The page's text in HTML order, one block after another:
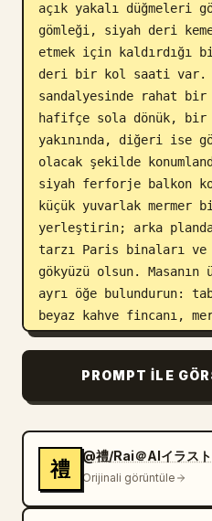
açık yakalı düğmeleri
gömleği, siyah deri
etmek için kaldırdığı
deri bir kol saati var.
sandalyesinde rahat bir
hafifçe sola dönük, bir
yakınında, diğeri ise
olacak şekilde
siyah ferforje balkon
küçük yuvarlak mermer
yerleştirin; arka planda
tarzı Paris binaları
gökyüzü olsun.
ayrı öğe bulundurun:
beyaz kahve fincanı,
katlanmış gazete,
üzerinde düzgün üçgen
tabak. Rafine Japon
kıvrımlarını, zarif
yumuşak boyamsı
alan derinliğini, sıcak
vurguları, gerçekçi
PROMPT ILE
禮
@禮/Rai＠AIイラス
Orijinali görüntüle